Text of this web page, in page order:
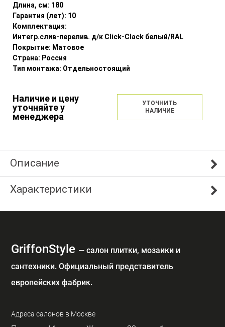
Длина, см: 180
Гарантия (лет): 10
Комплектация:
Интегр.слив-перелив. д/к Click-Clack белый/RAL
Покрытие: Матовое
Страна: Россия
Тип монтажа: Отдельностоящий
Наличие и цену
уточняйте у
менеджера
УТОЧНИТЬ
НАЛИЧИЕ
Описание
Характеристики
GriffonStyle — cалон плитки, мозаики и
сантехники. Официальный представитель
европейских фабрик.
Адреса салонов в Москве